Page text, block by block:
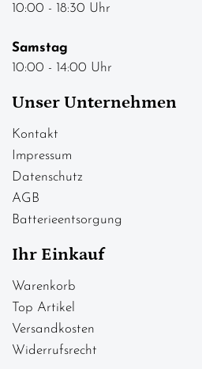
10:00 - 18:30 Uhr
Samstag
10:00 - 14:00 Uhr
Unser Unternehmen
Kontakt
Impressum
Datenschutz
AGB
Batterieentsorgung
Ihr Einkauf
Warenkorb
Top Artikel
Versandkosten
Widerrufsrecht